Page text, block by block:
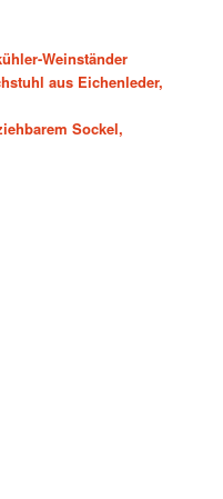
Weinständer
aus Eichenleder,
Sockel,